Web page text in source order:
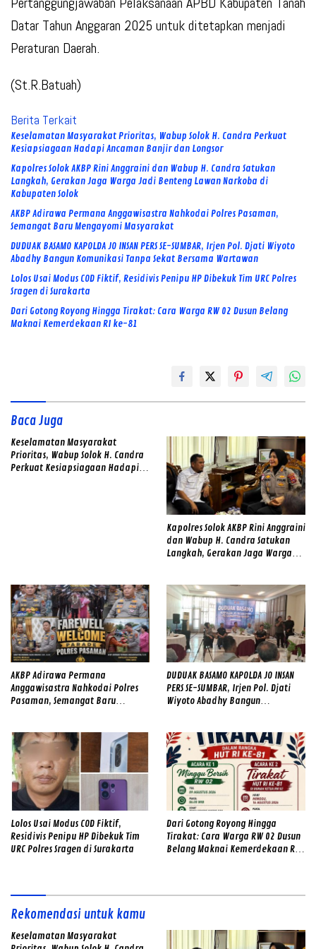
Datar Tahun Anggaran 2025 untuk ditetapkan menjadi
Peraturan Daerah.
(St.R.Batuah)
Berita Terkait
Keselamatan Masyarakat Prioritas, Wabup Solok H. Candra Perkuat
Kesiapsiagaan Hadapi Ancaman Banjir dan Longsor
Kapolres Solok AKBP Rini Anggraini dan Wabup H. Candra Satukan
Langkah, Gerakan Jaga Warga Jadi Benteng Lawan Narkoba di
Kabupaten Solok
AKBP Adirawa Permana Anggawisastra Nahkodai Polres Pasaman,
Semangat Baru Mengayomi Masyarakat
DUDUAK BASAMO KAPOLDA JO INSAN PERS SE-SUMBAR, Irjen Pol. Djati Wiyoto
Abadhy Bangun Komunikasi Tanpa Sekat Bersama Wartawan
Lolos Usai Modus COD Fiktif, Residivis Penipu HP Dibekuk Tim URC Polres
Sragen di Surakarta
Dari Gotong Royong Hingga Tirakat: Cara Warga RW 02 Dusun Belang
Maknai Kemerdekaan RI ke-81
Baca Juga
Keselamatan Masyarakat
Prioritas, Wabup Solok H. Candra
Perkuat Kesiapsiagaan Hadapi
Kapolres Solok AKBP Rini Anggraini
dan Wabup H. Candra Satukan
Langkah, Gerakan Jaga Warga
AKBP Adirawa Permana
Anggawisastra Nahkodai Polres
Pasaman, Semangat Baru
DUDUAK BASAMO KAPOLDA JO INSAN
PERS SE-SUMBAR, Irjen Pol. Djati
Wiyoto Abadhy Bangun
Lolos Usai Modus COD Fiktif,
Residivis Penipu HP Dibekuk Tim
URC Polres Sragen di Surakarta
Dari Gotong Royong Hingga
Tirakat: Cara Warga RW 02 Dusun
Belang Maknai Kemerdekaan RI
Rekomendasi untuk kamu
Keselamatan Masyarakat